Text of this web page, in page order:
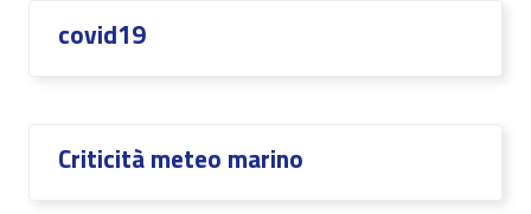
covid19
Criticità meteo marino